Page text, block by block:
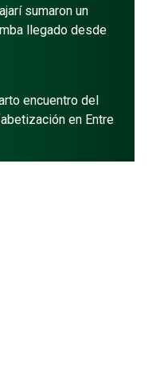
sumaron un
llegado desde
encuentro del
en Entre